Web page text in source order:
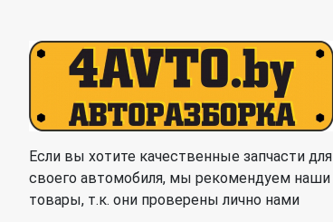
Если вы хотите качественные запчасти для
своего автомобиля, мы рекомендуем наши
товары, т.к. они проверены лично нами